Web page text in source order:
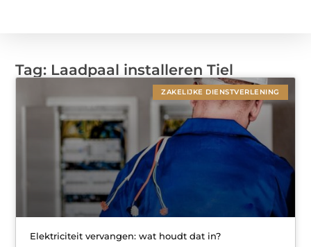
Tag: Laadpaal installeren Tiel
ZAKELIJKE DIENSTVERLENING
Elektriciteit vervangen: wat houdt dat in?